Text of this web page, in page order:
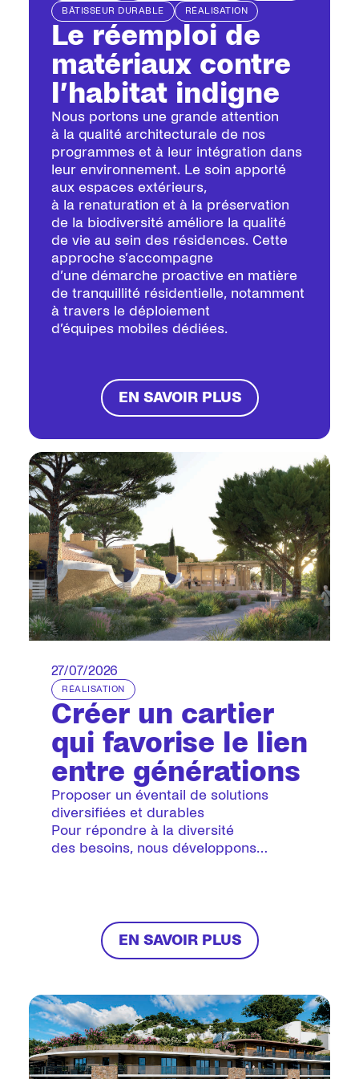
BÂTISSEUR DURABLE RÉALISATION
Le réemploi de
matériaux contre
l’habitat indigne
Nous portons une grande attention
à la qualité architecturale de nos
programmes et à leur intégration dans
leur environnement. Le soin apporté
aux espaces extérieurs,
à la renaturation et à la préservation
de la biodiversité améliore la qualité
de vie au sein des résidences. Cette
approche s’accompagne
d’une démarche proactive en matière
de tranquillité résidentielle, notamment
à travers le déploiement
d’équipes mobiles dédiées.
EN SAVOIR PLUS
27/07/2026
RÉALISATION
Créer un cartier
qui favorise le lien
entre générations
Proposer un éventail de solutions
diversifiées et durables
Pour répondre à la diversité
des besoins, nous développons
comme une réponse aux besoins
d’aujourd’hui, tout en constituant
un investissement durable
un levier majeur de transformation. Elle
améliore à la fois le confort
des logements, la maîtrise
de la quittance et la qualité
EN SAVOIR PLUS